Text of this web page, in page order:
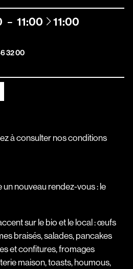
11:00 à11:00
32 00
à consulter nos conditions
nouveau rendez-vous : le
sur le bio et le local : œufs
braisés, salades, pancakes
et confitures, fromages
maison, toasts, houmous,